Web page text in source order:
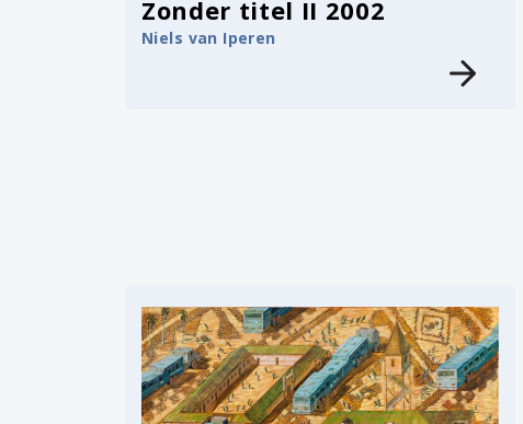
Zonder titel II 2002
Niels van Iperen